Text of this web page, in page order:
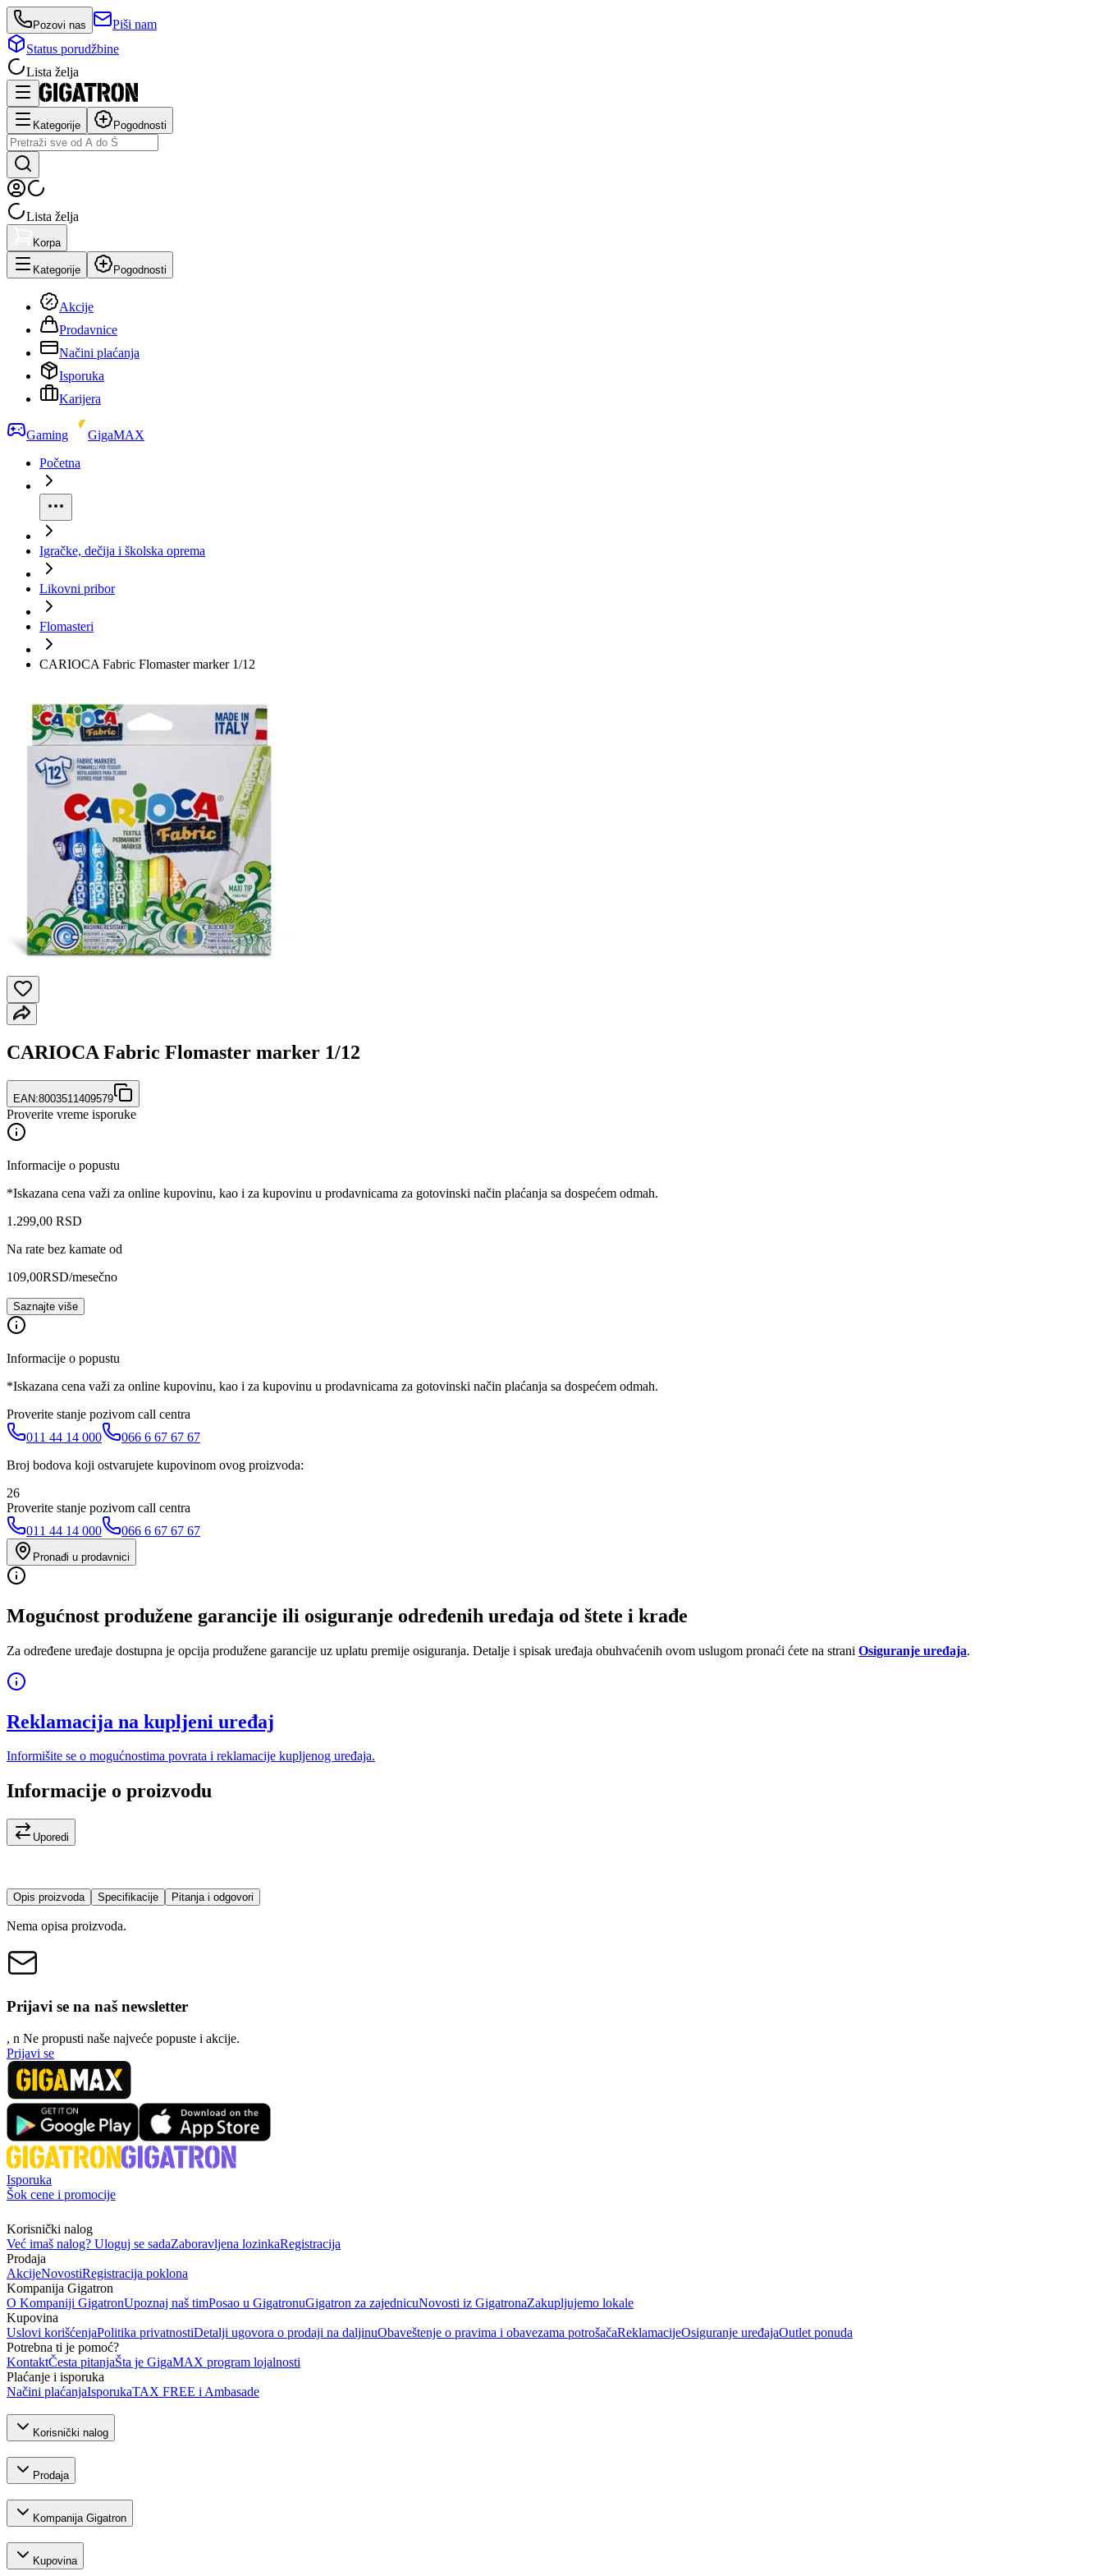
Pozovi nas
Piši nam
Status porudžbine
Lista želja
Kategorije Pogodnosti
Lista želja
Korpa
Kategorije Pogodnosti
Akcije
Prodavnice
Načini plaćanja
Isporuka
Karijera
Gaming
GigaMAX
Početna
Igračke, dečija i školska oprema
Likovni pribor
Flomasteri
CARIOCA Fabric Flomaster marker 1/12
CARIOCA Fabric Flomaster marker 1/12
EAN:8003511409579
Proverite vreme isporuke
Informacije o popustu
*Iskazana cena važi za online kupovinu, kao i za kupovinu u prodavnicama za gotovinski način plaćanja sa dospećem odmah.
1.299,00 RSD
Na rate bez kamate od
109,00RSD/mesečno
Saznajte više
Informacije o popustu
*Iskazana cena važi za online kupovinu, kao i za kupovinu u prodavnicama za gotovinski način plaćanja sa dospećem odmah.
Proverite stanje pozivom call centra
011 44 14 000
066 6 67 67 67
Broj bodova koji ostvarujete kupovinom ovog proizvoda:
26
Proverite stanje pozivom call centra
011 44 14 000
066 6 67 67 67
Pronađi u prodavnici
Mogućnost produžene garancije ili osiguranje određenih uređaja od štete i krađe
Za određene uređaje dostupna je opcija produžene garancije uz uplatu premije osiguranja. Detalje i spisak uređaja obuhvaćenih ovom uslugom pronaći ćete na strani Osiguranje uređaja.
Reklamacija na kupljeni uređaj
Informišite se o mogućnostima povrata i reklamacije kupljenog uređaja.
Informacije o proizvodu
Uporedi
Opis proizvoda Specifikacije Pitanja i odgovori
Nema opisa proizvoda.
Prijavi se na naš newsletter
, n Ne propusti naše najveće popuste i akcije.
Prijavi se
Isporuka
Šok cene i promocije
Korisnički nalog
Već imaš nalog? Uloguj se sadaZaboravljena lozinkaRegistracija
Prodaja
AkcijeNovostiRegistracija poklona
Kompanija Gigatron
O Kompaniji GigatronUpoznaj naš timPosao u GigatronuGigatron za zajednicuNovosti iz GigatronaZakupljujemo lokale
Kupovina
Uslovi korišćenjaPolitika privatnostiDetalji ugovora o prodaji na daljinuObaveštenje o pravima i obavezama potrošačaReklamacijeOsiguranje uređajaOutlet ponuda
Potrebna ti je pomoć?
KontaktČesta pitanjaŠta je GigaMAX program lojalnosti
Plaćanje i isporuka
Načini plaćanjaIsporukaTAX FREE i Ambasade
Korisnički nalog
Prodaja
Kompanija Gigatron
Kupovina